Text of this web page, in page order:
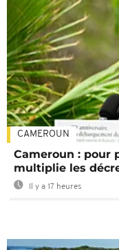
CAMEROUN
Cameroun : pour
multiplie les
Il y a 17 heures